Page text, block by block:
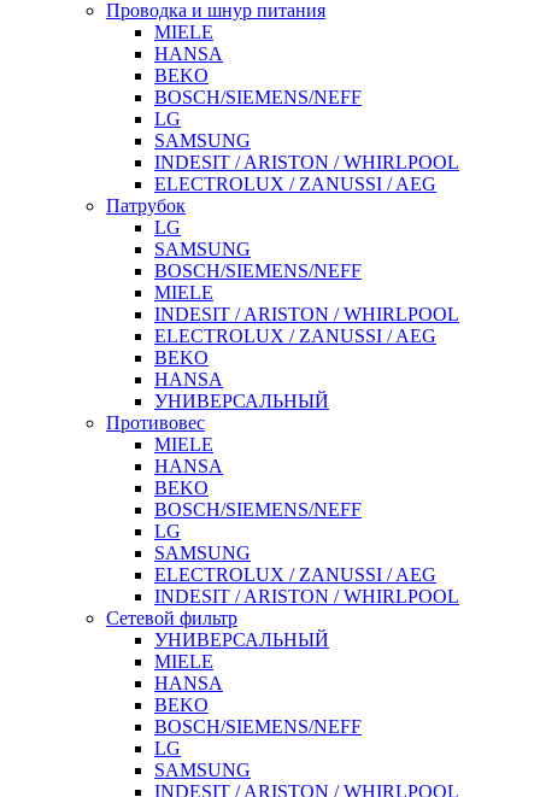
Проводка и шнур питания
MIELE
HANSA
BEKO
BOSCH/SIEMENS/NEFF
LG
SAMSUNG
INDESIT / ARISTON / WHIRLPOOL
ELECTROLUX / ZANUSSI / AEG
Патрубок
LG
SAMSUNG
BOSCH/SIEMENS/NEFF
MIELE
INDESIT / ARISTON / WHIRLPOOL
ELECTROLUX / ZANUSSI / AEG
BEKO
HANSA
УНИВЕРСАЛЬНЫЙ
Противовес
MIELE
HANSA
BEKO
BOSCH/SIEMENS/NEFF
LG
SAMSUNG
ELECTROLUX / ZANUSSI / AEG
INDESIT / ARISTON / WHIRLPOOL
Сетевой фильтр
УНИВЕРСАЛЬНЫЙ
MIELE
HANSA
BEKO
BOSCH/SIEMENS/NEFF
LG
SAMSUNG
INDESIT / ARISTON / WHIRLPOOL